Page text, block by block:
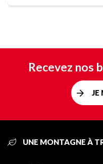
Recevez nos
JE
UNE MONTAGNE À